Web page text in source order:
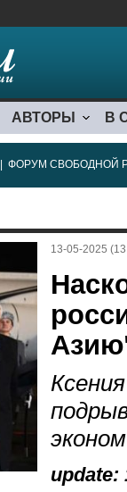
АВТОРЫ В
ФОРУМ СВОБОДНОЙ
13-05-2025
update: